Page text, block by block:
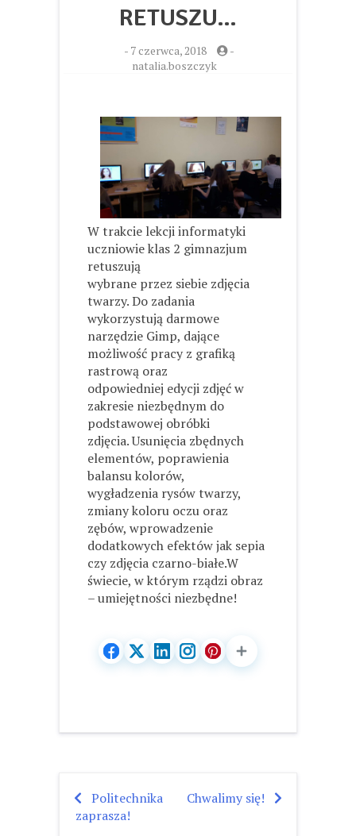
RETUSZU…
- 7 czerwca, 2018
-
natalia.boszczyk
W trakcie lekcji informatyki
uczniowie klas 2 gimnazjum
retuszują
wybrane przez siebie zdjęcia
twarzy. Do zadania
wykorzystują darmowe
narzędzie Gimp, dające
możliwość pracy z grafiką
rastrową oraz
odpowiedniej edycji zdjęć w
zakresie niezbędnym do
podstawowej obróbki
zdjęcia. Usunięcia zbędnych
elementów, poprawienia
balansu kolorów,
wygładzenia rysów twarzy,
zmiany koloru oczu oraz
zębów, wprowadzenie
dodatkowych efektów jak sepia
czy zdjęcia czarno-białe.W
świecie, w którym rządzi obraz
– umiejętności niezbędne!
Nawigacja
Politechnika
zaprasza!
Chwalimy się!